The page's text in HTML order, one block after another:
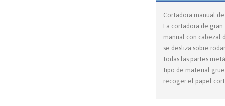
Cortadora manual
La cortadora de
manual con cabezal
se desliza sobre
todas las partes
tipo de material
recoger el papel